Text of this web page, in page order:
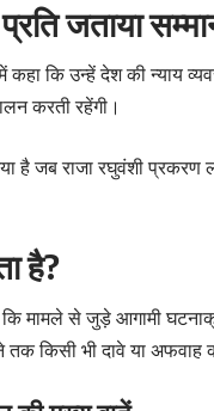
जताया
कि उन्हें देश की न्याय
करती रहेंगी।
है जब राजा रघुवंशी प्रकरण
है?
कि मामले से जुड़े आगामी
किसी भी दावे या अफवाह